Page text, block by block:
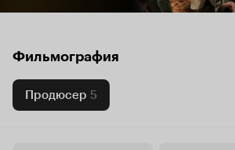
Фильмография
Продюсер 5